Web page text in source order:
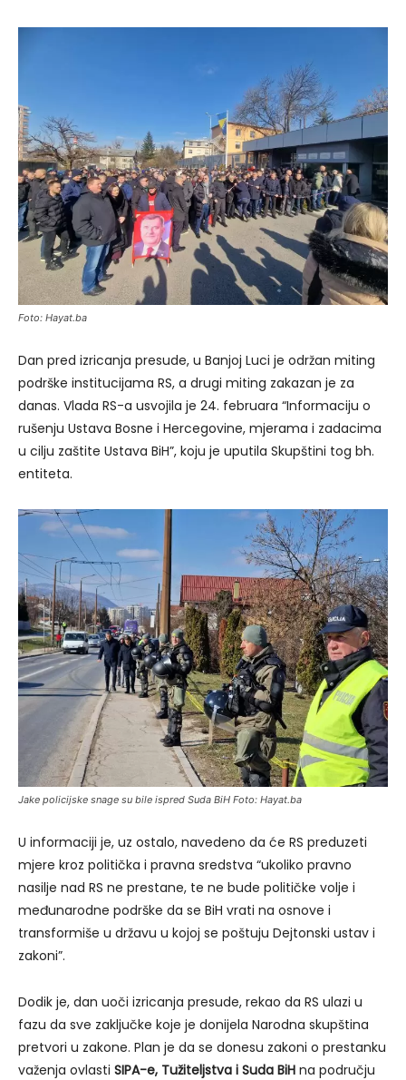
Foto: Hayat.ba
Dan pred izricanja presude, u Banjoj Luci je održan miting
podrške institucijama RS, a drugi miting zakazan je za
danas. Vlada RS-a usvojila je 24. februara “Informaciju o
rušenju Ustava Bosne i Hercegovine, mjerama i zadacima
u cilju zaštite Ustava BiH”, koju je uputila Skupštini tog bh.
entiteta.
Jake policijske snage su bile ispred Suda BiH Foto: Hayat.ba
U informaciji je, uz ostalo, navedeno da će RS preduzeti
mjere kroz politička i pravna sredstva “ukoliko pravno
nasilje nad RS ne prestane, te ne bude političke volje i
međunarodne podrške da se BiH vrati na osnove i
transformiše u državu u kojoj se poštuju Dejtonski ustav i
zakoni”.
Dodik je, dan uoči izricanja presude, rekao da RS ulazi u
fazu da sve zaključke koje je donijela Narodna skupština
pretvori u zakone. Plan je da se donesu zakoni o prestanku
važenja ovlasti SIPA-e, Tužiteljstva i Suda BiH na području